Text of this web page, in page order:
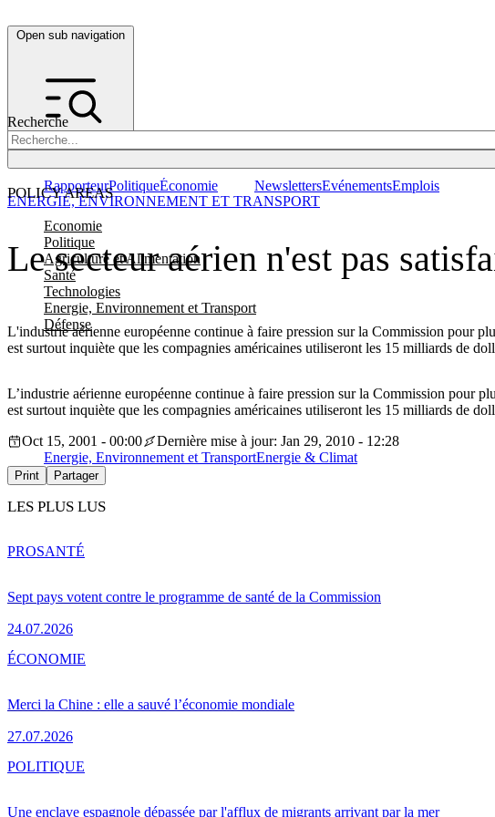
Open sub navigation
Recherche
POLICY AREAS
Economie
Politique
Agriculture et Alimentation
Santé
Technologies
Energie, Environnement et Transport
Défense
RapporteurPolitiqueÉconomie NewslettersEvénementsEmplois
Le secteur aérien n'est pas
L'industrie aérienne européenne continue à faire pression sur la Commission pour
est surtout inquiète que les compagnies américaines utiliseront les 15 milliards de
ENERGIE, ENVIRONNEMENT ET TRANSPORT
L’industrie aérienne européenne continue à faire pression sur la Commission pour
est surtout inquiète que les compagnies américaines utiliseront les 15 milliards de
Oct 15, 2001 - 00:00
Dernière mise à jour: Jan 29, 2010 - 12:28
Energie, Environnement et TransportEnergie & Climat
Print Partager
LES PLUS LUS
Sept pays votent contre le programme de santé de la Commission
24.07.2026
PROSANTÉ
Merci la Chine : elle a sauvé l’économie mondiale
27.07.2026
ÉCONOMIE
Une enclave espagnole dépassée par l'afflux de migrants arrivant par la mer
POLITIQUE